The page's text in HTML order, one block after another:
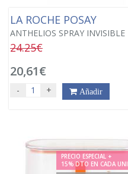
LA ROCHE POSAY
ANTHELIOS SPRAY
24.25€
20,61€
- + Añadir
PRECIO ESPECIAL +
15% DTO EN CADA